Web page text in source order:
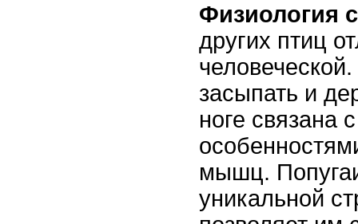
Физиология
других птиц
засыпать и
ноге связана
мышц.
уникальной